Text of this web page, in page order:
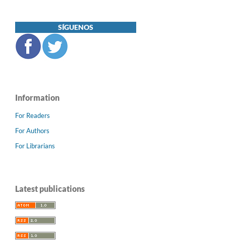
SÍGUENOS
Information
For Readers
For Authors
For Librarians
Latest publications